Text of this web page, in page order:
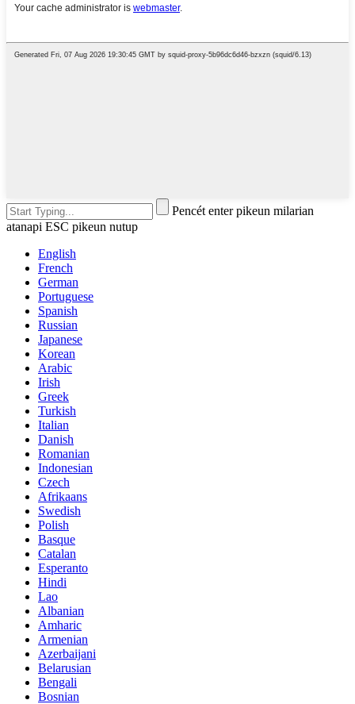
Pencét enter pikeun milarian
atanapi ESC pikeun nutup
English
French
German
Portuguese
Spanish
Russian
Japanese
Korean
Arabic
Irish
Greek
Turkish
Italian
Danish
Romanian
Indonesian
Czech
Afrikaans
Swedish
Polish
Basque
Catalan
Esperanto
Hindi
Lao
Albanian
Amharic
Armenian
Azerbaijani
Belarusian
Bengali
Bosnian